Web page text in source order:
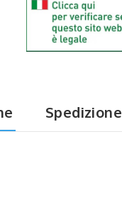
Spedizione